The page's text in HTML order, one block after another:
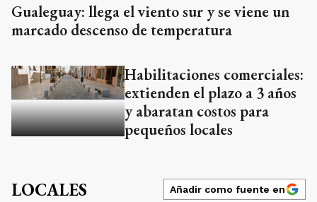
Gualeguay: llega el viento sur y se viene un
marcado descenso de temperatura
Habilitaciones comerciales:
extienden el plazo a 3 años
y abaratan costos para
pequeños locales
LOCALES Añadir como fuente en